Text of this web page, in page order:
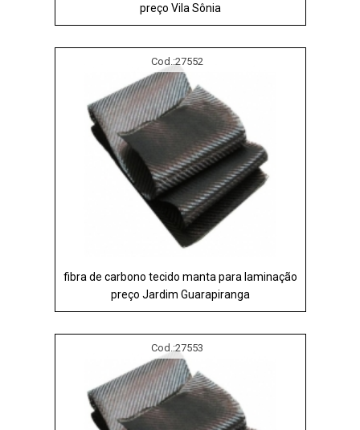
preço Vila Sônia
Cod.:27552
fibra de carbono tecido manta para laminação
preço Jardim Guarapiranga
Cod.:27553